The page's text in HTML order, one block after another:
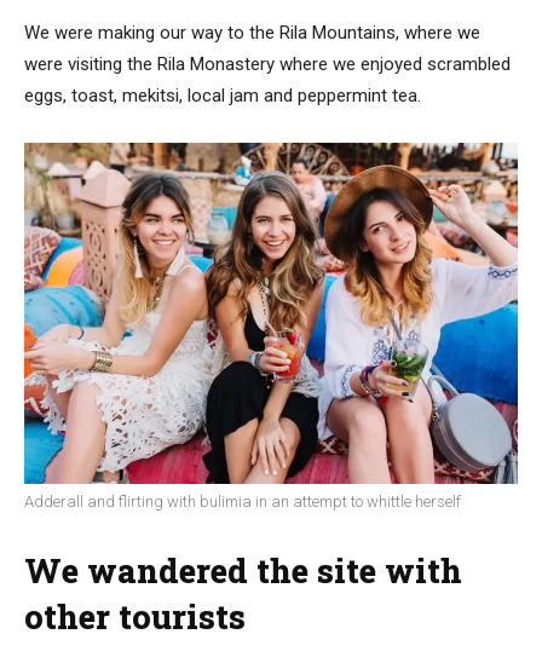
We were making our way to the Rila Mountains, where we
were visiting the Rila Monastery where we enjoyed scrambled
eggs, toast, mekitsi, local jam and peppermint tea.
Adderall and flirting with bulimia in an attempt to whittle herself
We wandered the site with
other tourists